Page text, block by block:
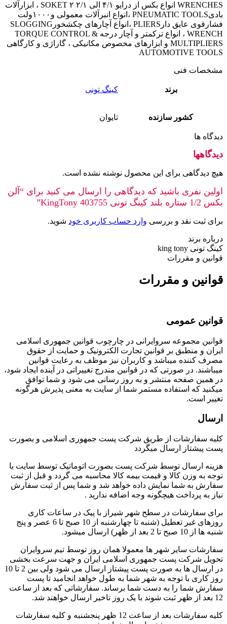
WRENCHES انواع بکس از درایو ۴/۱ الی ۲/۱ ۲ SOKET ، ابزارآلات
بادیPNEUMATIC TOOLS ،انواع انبرآلات معمولی و۱۰۰۰ولت
فشارقوی عایق دارPLIERS ،انواع آچارهای چکشخورSLOGGING
WRENCH ، انواع ترکمتر و آچار درجه TORQUE CONTROL &
MULTIPLIERS و ابزارهای مخصوص مکانیکی ، گاراژی و کارگاهی
AUTOMOTIVE TOOLS
مشخصات فنی
برند کینگ تونی
کشور سازنده تایوان
دیدگاه ها
دیدگاهها
هیچ دیدگاهی برای این محصول نوشته نشده است.
اولین نفری باشید که دیدگاهی را ارسال می کنید برای “آلن
بکس 1/2 ستاره بلند کینگ تونی 403755 KingTony”
برای ثبت نقد و بررسی وارد حساب کاربری خود شوید.
درباره برند
کینگ تونی king tony
قوانین و مقررات
قوانین و مقررات
قوانین عمومی
قوانین مجموعه سروایرانی در چارچوب قوانین جمهوری اسلامی
ایران و منطبق بر قوانین تجارت الکترونیک و حمایت از حقوق
مصرف کننده میباشد و کاربران نیز موظف به رعایت قوانین
میباشند. در صورتی که در قوانین مندرج تغییراتی در آینده ایجاد شود،
در همین صفحه منتشر و به روز رسانی می شود و شما توافق
میکنید که استفاده مستمر شما از سایت به معنی پذیرش هرگونه
تغییر است.
ارسال
کلیه سفارشات از طریق شرکت پست جمهوری اسلامی و بصورت
پست پیشتاز ارسال میگردد
هزینه ارسال توسط شرکت پست بصورت اتوماتیک توسط سایت با
توجه به وزن کالا و قیمت بیمه کالا محاسبه می گردد و قبل از ثبت
سفارش به شما نمایش داده خواهد شد و شما پس از ثبت سفارش
نیاز به پرداخت هیچگونه وجه اضافه ندارید .
برای سفارشات در سطح شهر شیراز با پیک در ساعات کاری
روزهای غیر تعطیل (شنبه تا چهارشنبه از 10 صبح تا 6 عصر و پنج
شنبه ها از 10 صبح تا 2 بعد از ظهر) ارسال میشود.
سفارشات سایر شهر ها معمولا همان روز توسط تیم سروایران
تحویل شرکت پست جمهوری اسلامی ایران و جهت سرعت بخشی
در ارسال ها به صورت پست پیشتاز ارسال می شود ولی بین 2 تا 10
روز کاری با توجه به شهر شما به طول خواهد انجامید تا پست
سفارش شما را به دست شما برساند. سفارشاتی که بعد از ساعت
12 بعد از ظهر ثبت شوند با یک روز تاخیر ارسال خواهند شد.
کلیه سفارشات بعد از ساعت 12 ظهر پنجشنبه و کلیه سفارشات